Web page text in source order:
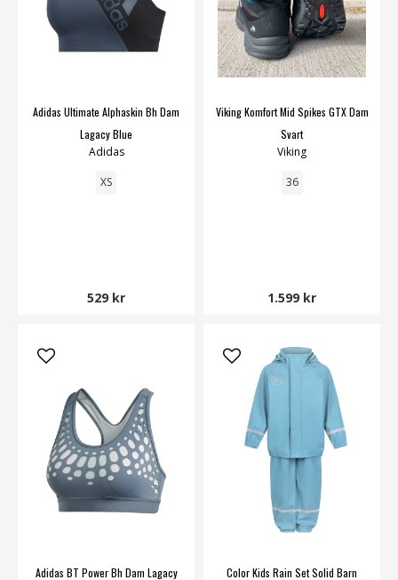
Adidas Ultimate Alphaskin Bh Dam
Lagacy Blue
Adidas
XS
529 kr
Viking Komfort Mid Spikes GTX Dam
Svart
Viking
36
1.599 kr
Adidas BT Power Bh Dam Lagacy
Color Kids Rain Set Solid Barn